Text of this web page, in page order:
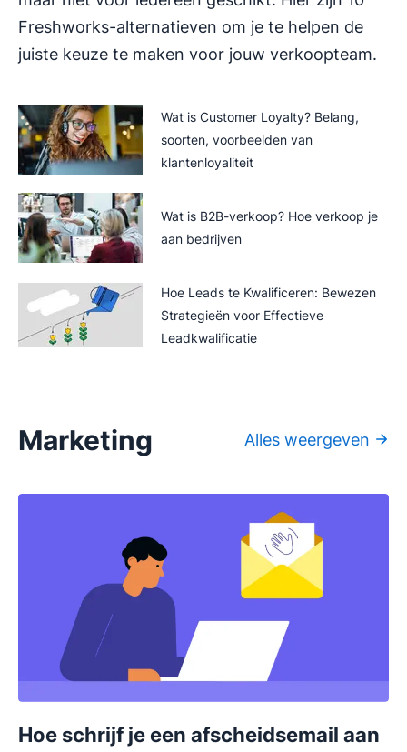
Freshworks-alternatieven om je te helpen de
juiste keuze te maken voor jouw verkoopteam.
Wat is Customer Loyalty? Belang,
soorten, voorbeelden van
klantenloyaliteit
Wat is B2B-verkoop? Hoe verkoop je
aan bedrijven
Hoe Leads te Kwalificeren: Bewezen
Strategieën voor Effectieve
Leadkwalificatie
Marketing Alles weergeven
Hoe schrijf je een afscheidsemail aan